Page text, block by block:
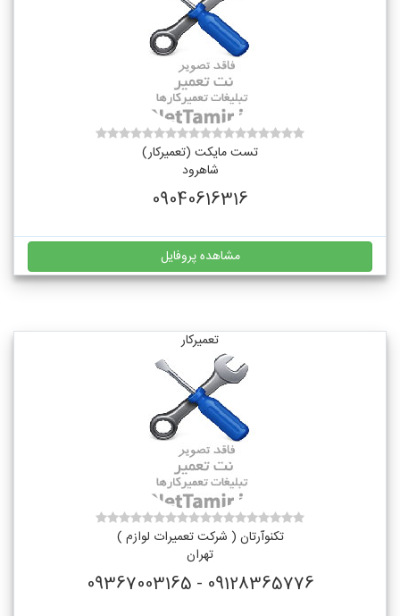
تست مایکت (تعمیرکار)
شاهرود
09040616316
مشاهده پروفایل
تعمیرکار
تکنوآرتان ( شرکت تعمیرات لوازم )
تهران
09128365776 - 09367003165